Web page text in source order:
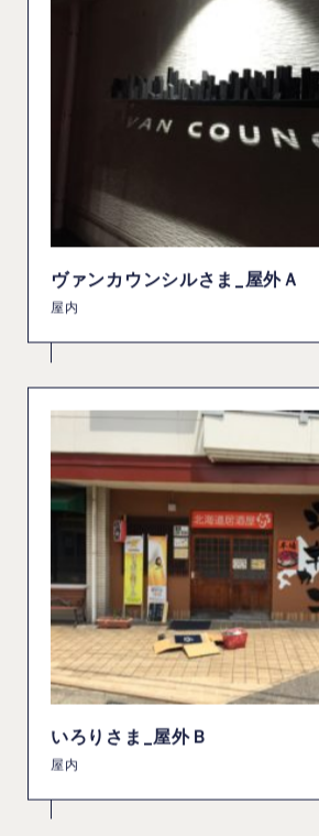
ヴァンカウンシルさま_屋外Ａ
屋内
いろりさま_屋外Ｂ
屋内